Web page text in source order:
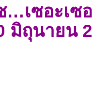
…เซอะเซอ
มิถุนายน